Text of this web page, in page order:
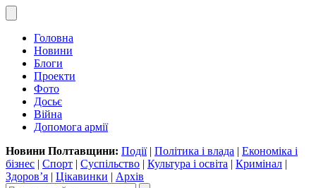
Головна
Новини
Блоги
Проекти
Фото
Досьє
Війна
Допомога армії
Новини Полтавщини: Події| Політика і влада | Економіка і
бізнес | Спорт | Суспільство | Культура і освіта | Кримінал |
Здоров’я | Цікавинки | Архів